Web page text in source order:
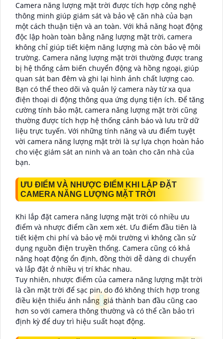
Camera năng lượng mặt trời được tích hợp công nghệ
thông minh giúp giám sát và bảo vệ căn nhà của bạn
một cách thuận tiện và an toàn. Với khả năng hoạt động
độc lập hoàn toàn bằng năng lượng mặt trời, camera
không chỉ giúp tiết kiệm năng lượng mà còn bảo vệ môi
trường. Camera năng lượng mặt trời thường được trang
bị hệ thống cảm biến chuyển động và hồng ngoại, giúp
quan sát ban đêm và ghi lại hình ảnh chất lượng cao.
Bạn có thể theo dõi và quản lý camera này từ xa qua
điện thoại di động thông qua ứng dụng tiện ích. Để tăng
cường tính bảo mật, camera năng lượng mặt trời cũng
thường được tích hợp hệ thống cảnh báo và lưu trữ dữ
liệu trực tuyến. Với những tính năng và ưu điểm tuyệt
vời camera năng lượng mặt trời là sự lựa chọn hoàn hảo
cho việc giám sát an ninh và an toàn cho căn nhà của
bạn.
ƯU ĐIỂM VÀ NHƯỢC ĐIỂM KHI LẮP ĐẶT
CAMERA NĂNG LƯỢNG MẶT TRỜI
Khi lắp đặt camera năng lượng mặt trời có nhiều ưu
điểm và nhược điểm cần xem xét. Ưu điểm đầu tiên là
tiết kiệm chi phí và bảo vệ môi trường vì không cần sử
dụng nguồn điện truyền thống. Camera cũng có khả
năng hoạt động ổn định, đồng thời dễ dàng di chuyển
và lắp đặt ở nhiều vị trí khác nhau.
Tuy nhiên, nhược điểm của camera năng lượng mặt trời
là cần mặt trời để sạc pin, do đó không thích hợp trong
điều kiện thiếu ánh nắng giá thành ban đầu cũng cao
hơn so với camera thông thường và có thể cần bảo trì
định kỳ để duy trì hiệu suất hoạt động.